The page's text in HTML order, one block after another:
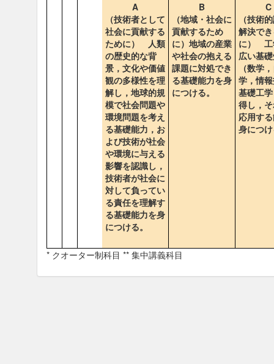
A
（技術者として
社会に貢献する
ために） 人類
の歴史的な背
景，文化や価値
観の多様性を理
解し，地球的規
模で社会問題や
環境問題を考え
る基礎能力，お
よび技術が社会
や環境に与える
影響を認識し，
技術者が社会に
対して負ってい
る責任を理解す
る基礎能力を身
につける。
B
（地域・社会に
貢献するため
に）地域の産業
や社会の抱える
課題に対処でき
る基礎能力を身
につける。
C
（技術
解決で
に） 工
広い基
（数学
学，情
基礎工
得し，
応用す
身につ
* クオーター制科目 ** 集中講義科目